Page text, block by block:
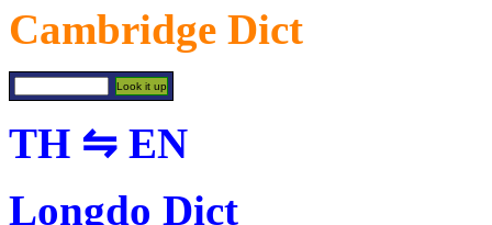
Cambridge Dict
TH ⇋ EN
Longdo Dict